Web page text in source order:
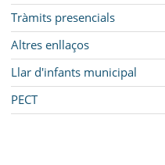
Tràmits presencials
Altres enllaços
Llar d'infants municipal
PECT